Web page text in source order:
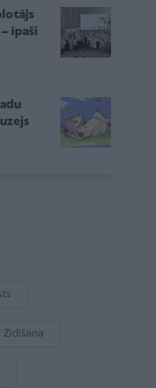
īpaši
Zīdīšana